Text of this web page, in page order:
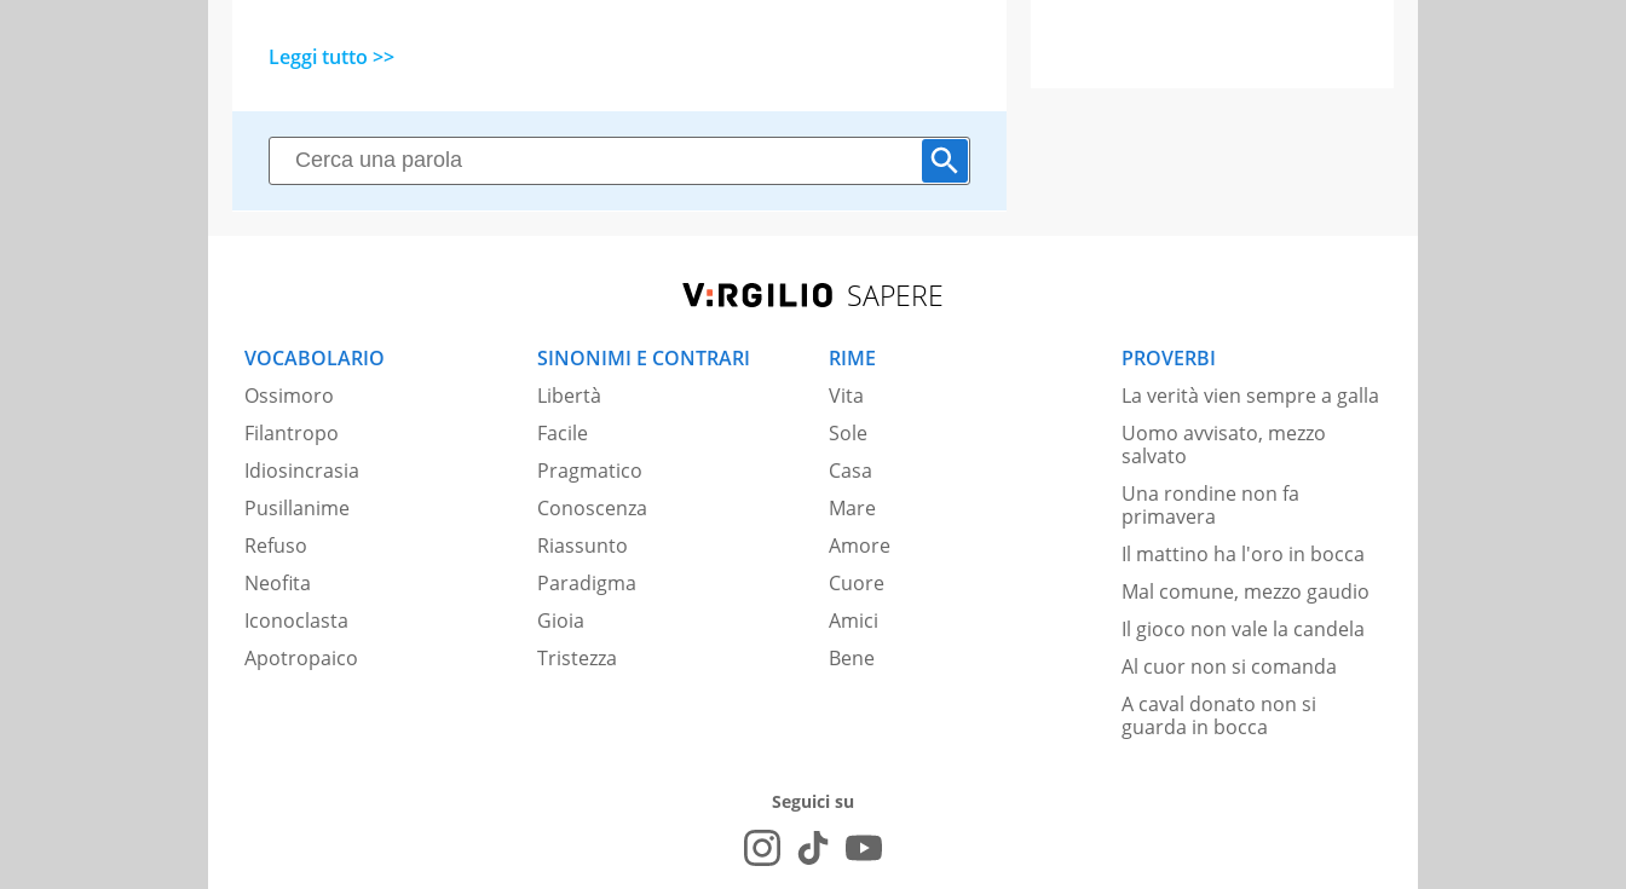
Leggi tutto >>
SAPERE
VOCABOLARIO
Ossimoro
Filantropo
Idiosincrasia
Pusillanime
Refuso
Neofita
Iconoclasta
Apotropaico
SINONIMI E CONTRARI
Libertà
Facile
Pragmatico
Conoscenza
Riassunto
Paradigma
Gioia
Tristezza
RIME
Vita
Sole
Casa
Mare
Amore
Cuore
Amici
Bene
PROVERBI
La verità vien sempre a galla
Uomo avvisato, mezzo
salvato
Una rondine non fa
primavera
Il mattino ha l'oro in bocca
Mal comune, mezzo gaudio
Il gioco non vale la candela
Al cuor non si comanda
A caval donato non si
guarda in bocca
Seguici su